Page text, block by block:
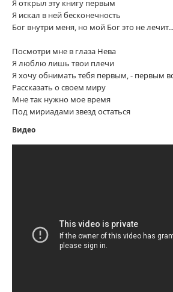
Я открыл эту книгу первым
Я искал в ней бесконечность
Бог внутри меня, но мой Бог это не лечит...
Посмотри мне в глаза Нева
Я люблю лишь твои плечи
Я хочу обнимать тебя первым, - первым
Рассказать о своем миру
Мне так нужно мое время
Под мириадами звезд остаться
Видео